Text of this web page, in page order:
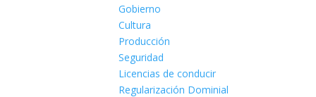
Gobierno
Cultura
Producción
Seguridad
Licencias de conducir
Regularización Dominial